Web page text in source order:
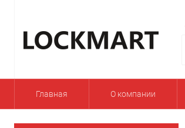
Главная О компании